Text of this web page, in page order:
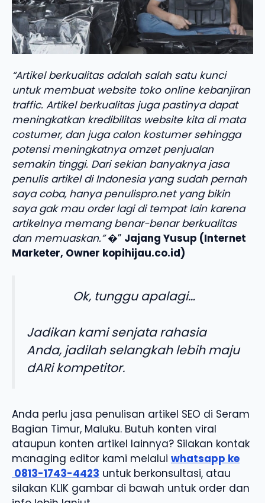
“Artikel berkualitas adalah salah satu kunci
untuk membuat website toko online kebanjiran
traffic. Artikel berkualitas juga pastinya dapat
meningkatkan kredibilitas website kita di mata
costumer, dan juga calon kostumer sehingga
potensi meningkatnya omzet penjualan
semakin tinggi. Dari sekian banyaknya jasa
penulis artikel di Indonesia yang sudah pernah
saya coba, hanya penulispro.net yang bikin
saya gak mau order lagi di tempat lain karena
artikelnya memang benar-benar berkualitas
dan memuaskan.”�” Jajang Yusup (Internet
Marketer, Owner kopihijau.co.id)
Ok, tunggu apalagi…
Jadikan kami senjata rahasia
Anda, jadilah selangkah lebih maju
dARi kompetitor.
Anda perlu jasa penulisan artikel SEO di Seram
Bagian Timur, Maluku. Butuh konten viral
ataupun konten artikel lainnya? Silakan kontak
managing editor kami melalui whatsapp ke
0813-1743-4423 untuk berkonsultasi, atau
silakan KLIK gambar di bawah untuk order dan